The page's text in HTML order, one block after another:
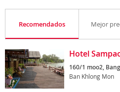
Recomendados Mejor
Hotel
160/1 moo2,
Ban Khlong Mon